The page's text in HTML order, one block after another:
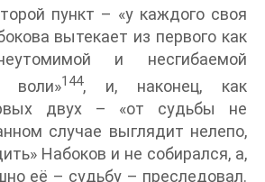
пункт – «у каждого своя
вытекает из первого как
и несгибаемой
воли»144, и, наконец, как
двух – «от судьбы не
случае выглядит нелепо,
Набоков и не собирался, а,
её – судьбу – преследовал.